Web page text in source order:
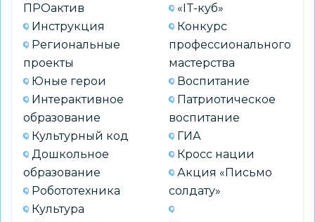
ПРОактив
Инструкция
Региональные
проекты
Юные герои
Интерактивное
образование
Культурный код
Дошкольное
образование
Робототехника
Культура
«IT-куб»
Конкурс
профессионального
мастерства
Воспитание
Патриотическое
воспитание
ГИА
Кросс нации
Акция «Письмо
солдату»